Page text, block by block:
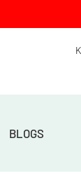
BLOGS